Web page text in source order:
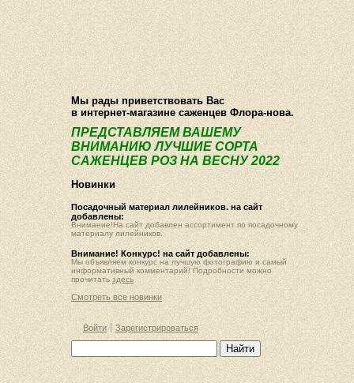
О компании Как купить Фотогалерея Статьи Опт
Мы рады приветствовать Вас
в интернет-магазине саженцев Флора-нова.
ПРЕДСТАВЛЯЕМ ВАШЕМУ
ВНИМАНИЮ ЛУЧШИЕ СОРТА
САЖЕНЦЕВ РОЗ НА ВЕСНУ 2022
Новинки
Посадочный материал лилейников. на сайт
добавлены:
Внимание!На сайт добавлен ассортимент по посадочному
материалу лилейников.
Внимание! Конкурс! на сайт добавлены:
Мы объявляем конкурс на лучшую фотографию и самый
информативный комментарий! Подробности можно
прочитать здесь
Смотреть все новинки
Войти Зарегистрироваться